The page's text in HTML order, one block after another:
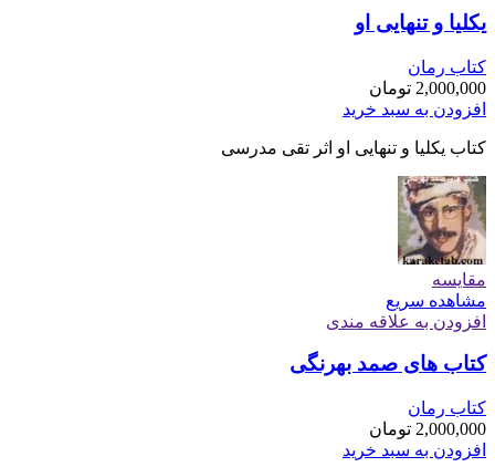
یکلیا و تنهایی او
کتاب رمان
2,000,000 تومان
افزودن به سبد خرید
کتاب یکلیا و تنهایی او اثر تقی مدرسی
مقایسه
مشاهده سریع
افزودن به علاقه مندی
کتاب های صمد بهرنگی
کتاب رمان
2,000,000 تومان
افزودن به سبد خرید